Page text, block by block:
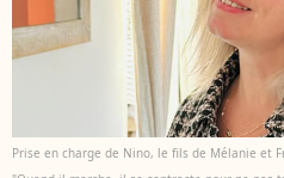
Prise en charge de Nino, le fils de Mélanie et